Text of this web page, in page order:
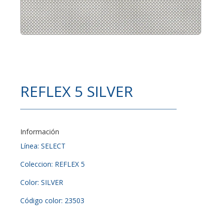
REFLEX 5 SILVER
Información
Línea: SELECT
Coleccion: REFLEX 5
Color: SILVER
Código color: 23503